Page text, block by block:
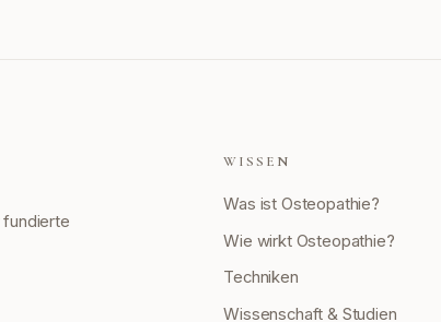
fundierte
WISSEN
Was ist Osteopathie?
Wie wirkt Osteopathie?
Techniken
Wissenschaft & Studien